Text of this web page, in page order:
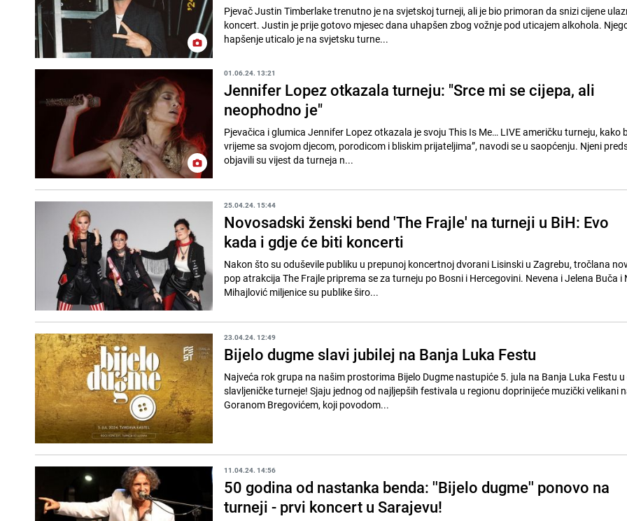
Pjevač Justin Timberlake trenutno je na svjetskoj turneji, ali je bio primoran da snizi cijene
koncert. Justin je prije gotovo mjesec dana uhapšen zbog vožnje pod uticajem alkohola.
hapšenje uticalo je na svjetsku turne...
01.06.24. 13:21
Jennifer Lopez otkazala turneju: "Srce mi se cijepa, ali
neophodno je"
Pjevačica i glumica Jennifer Lopez otkazala je svoju This Is Me… LIVE američku turneju, kako
vrijeme sa svojom djecom, porodicom i bliskim prijateljima”, navodi se u saopćenju. Njeni
objavili su vijest da turneja n...
25.04.24. 15:44
Novosadski ženski bend 'The Frajle' na turneji u BiH: Evo
kada i gdje će biti koncerti
Nakon što su oduševile publiku u prepunoj koncertnoj dvorani Lisinski u Zagrebu, tročlana
pop atrakcija The Frajle priprema se za turneju po Bosni i Hercegovini. Nevena i Jelena Buča i
Mihajlović miljenice su publike širo...
23.04.24. 12:49
Bijelo dugme slavi jubilej na Banja Luka Festu
Najveća rok grupa na našim prostorima Bijelo Dugme nastupiće 5. jula na Banja Luka Festu
slavljeničke turneje! Sjaju jednog od najljepših festivala u regionu doprinijeće muzički velikani
Goranom Bregovićem, koji povodom...
11.04.24. 14:56
50 godina od nastanka benda: ''Bijelo dugme'' ponovo na
turneji - prvi koncert u Sarajevu!